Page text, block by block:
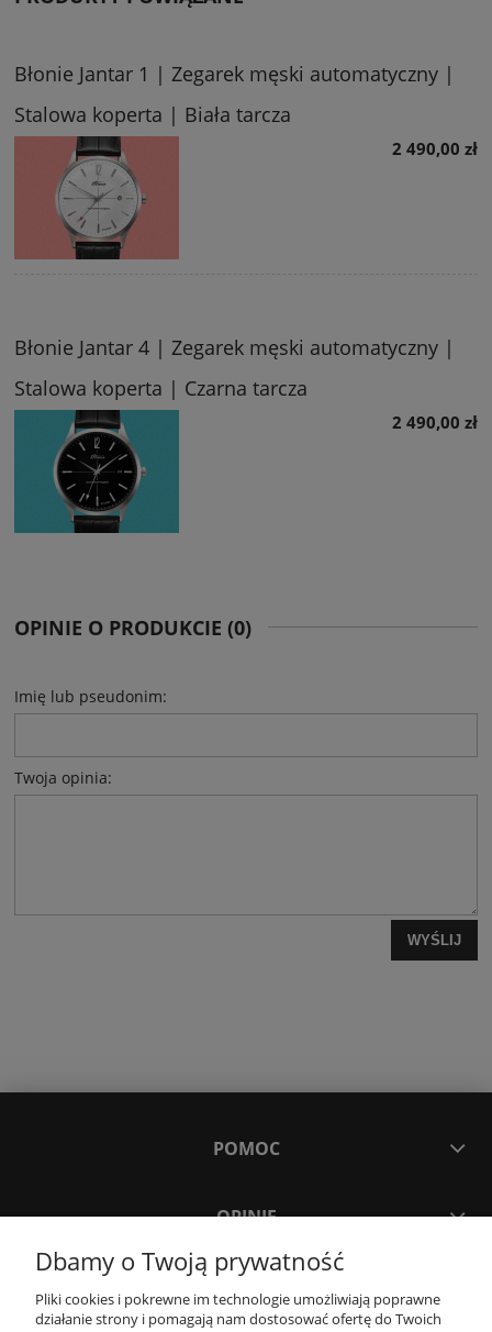
Błonie Jantar 1 | Zegarek męski automatyczny |
Stalowa koperta | Biała tarcza
2 490,00 zł
Błonie Jantar 4 | Zegarek męski automatyczny |
Stalowa koperta | Czarna tarcza
2 490,00 zł
OPINIE O PRODUKCIE (0)
Imię lub pseudonim:
Twoja opinia:
WYŚLIJ
POMOC
OPINIE
MOJE KONTO
Dbamy o Twoją prywatność
Pliki cookies i pokrewne im technologie umożliwiają poprawne
działanie strony i pomagają nam dostosować ofertę do Twoich